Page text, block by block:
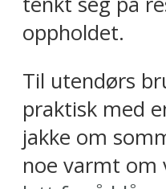
oppholdet.
Til utendørs
praktisk med
jakke om
noe varmt om